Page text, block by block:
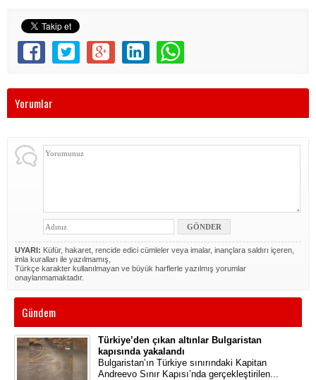
Yorumlar
UYARI: Küfür, hakaret, rencide edici cümleler veya imalar, inançlara saldırı içeren,
imla kuralları ile yazılmamış,
Türkçe karakter kullanılmayan ve büyük harflerle yazılmış yorumlar
onaylanmamaktadır.
Gündem
Türkiye’den çıkan altınlar Bulgaristan
kapısında yakalandı
Bulgaristan’ın Türkiye sınırındaki Kapitan
Andreevo Sınır Kapısı’nda gerçekleştirilen...